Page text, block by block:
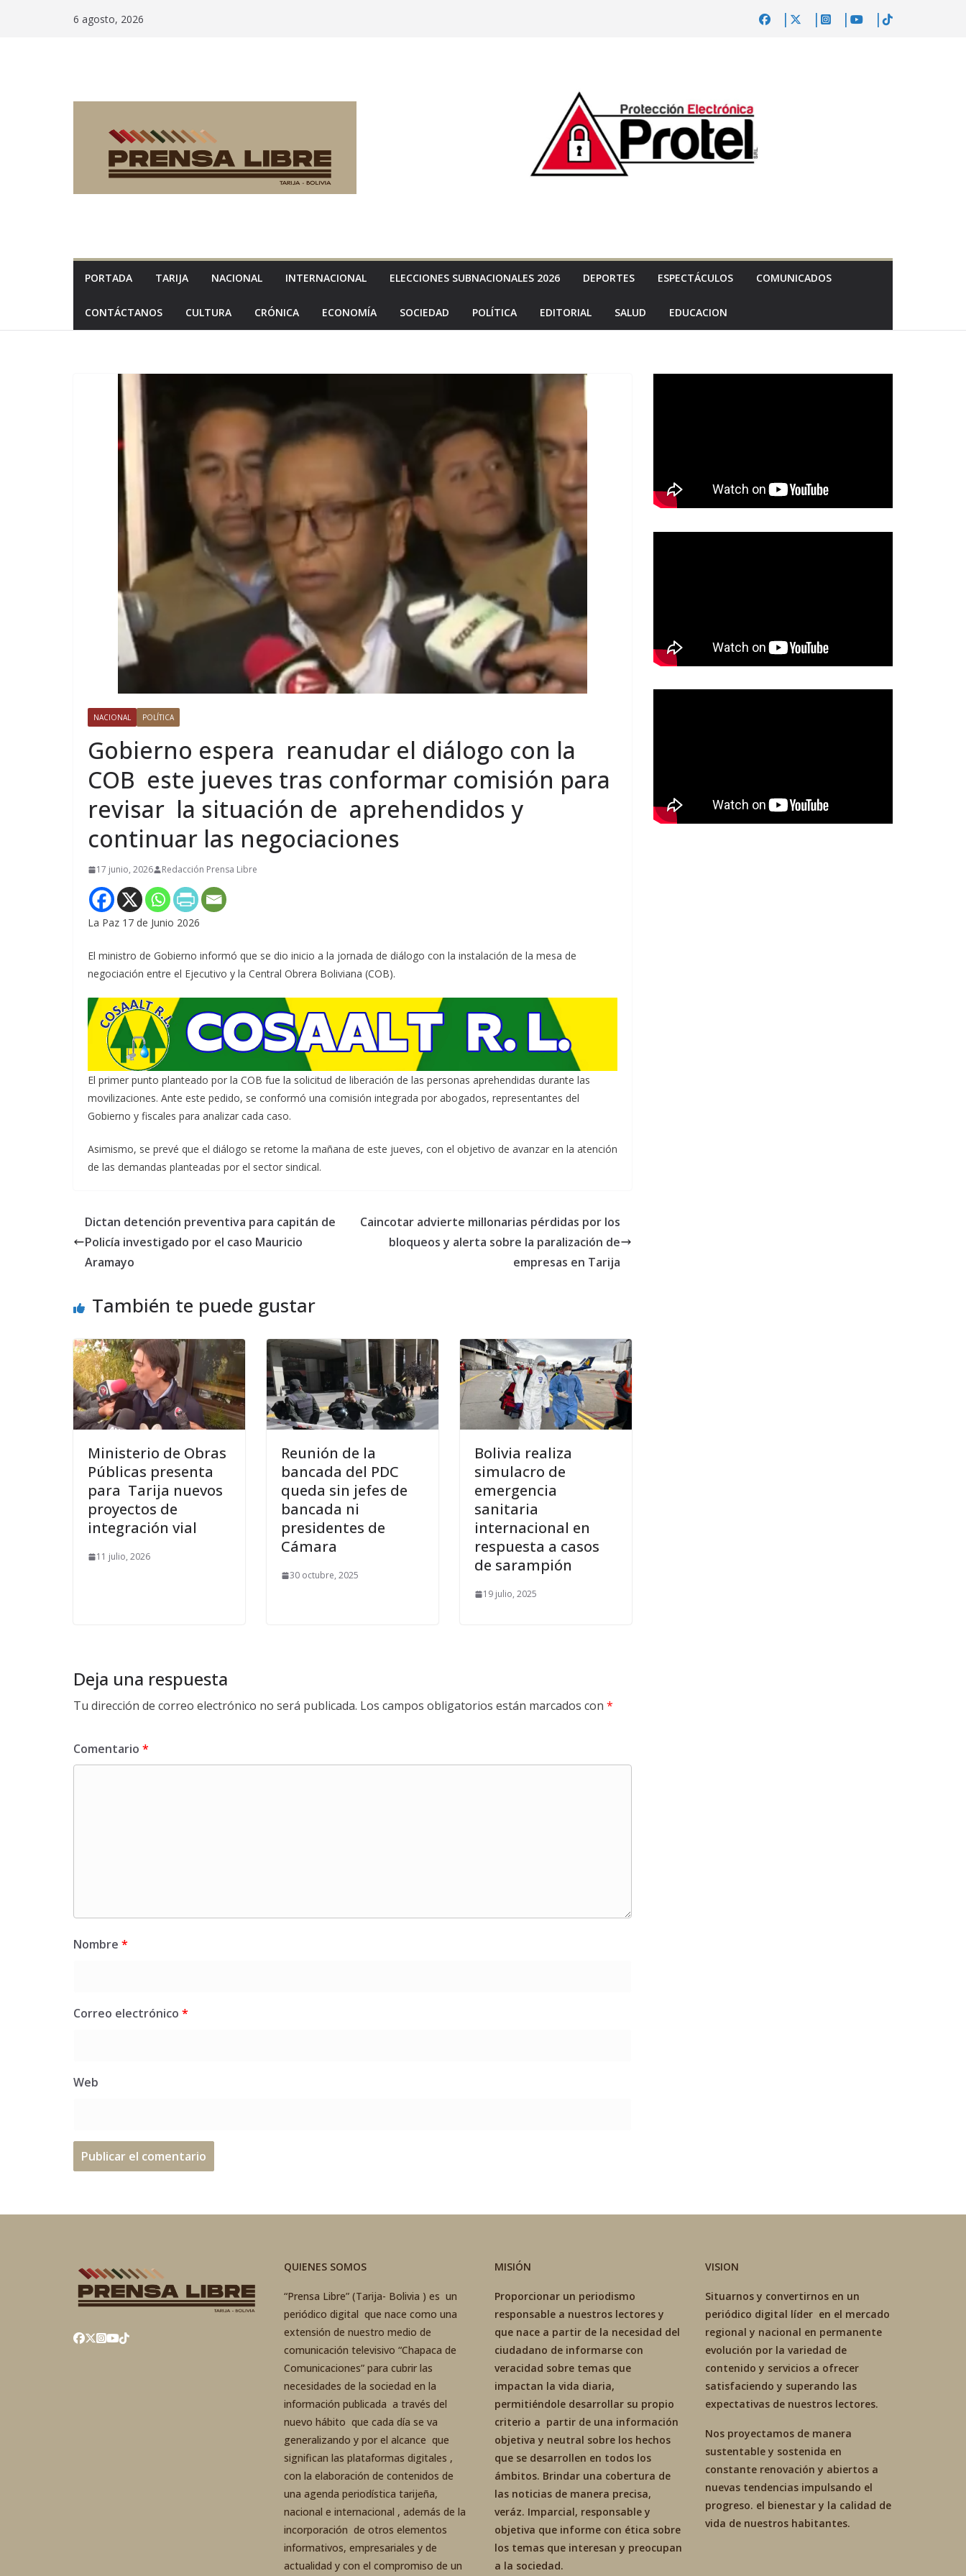
6 agosto, 2026
PORTADA TARIJA NACIONAL INTERNACIONAL ELECCIONES SUBNACIONALES 2026 DEPORTES ESPECTÁCULOS COMUNICADOS
CONTÁCTANOS CULTURA CRÓNICA ECONOMÍA SOCIEDAD POLÍTICA EDITORIAL SALUD EDUCACION
NACIONAL POLÍTICA
Gobierno espera reanudar el diálogo con la
COB este jueves tras conformar comisión para
revisar la situación de aprehendidos y
continuar las negociaciones
17 junio, 2026 Redacción Prensa Libre
La Paz 17 de Junio 2026
El ministro de Gobierno informó que se dio inicio a la jornada de diálogo con la instalación de la mesa de
negociación entre el Ejecutivo y la Central Obrera Boliviana (COB).
El primer punto planteado por la COB fue la solicitud de liberación de las personas aprehendidas durante las
movilizaciones. Ante este pedido, se conformó una comisión integrada por abogados, representantes del
Gobierno y fiscales para analizar cada caso.
Asimismo, se prevé que el diálogo se retome la mañana de este jueves, con el objetivo de avanzar en la atención
de las demandas planteadas por el sector sindical.
Dictan detención preventiva para capitán de
Policía investigado por el caso Mauricio
Aramayo
Caincotar advierte millonarias pérdidas por los
bloqueos y alerta sobre la paralización de
empresas en Tarija
También te puede gustar
Ministerio de Obras
Públicas presenta
para Tarija nuevos
proyectos de
integración vial
11 julio, 2026
Reunión de la
bancada del PDC
queda sin jefes de
bancada ni
presidentes de
Cámara
30 octubre, 2025
Bolivia realiza
simulacro de
emergencia
sanitaria
internacional en
respuesta a casos
de sarampión
19 julio, 2025
Deja una respuesta
Tu dirección de correo electrónico no será publicada. Los campos obligatorios están marcados con *
Comentario *
Nombre *
Correo electrónico *
Web
QUIENES SOMOS
“Prensa Libre” (Tarija- Bolivia ) es un
periódico digital que nace como una
extensión de nuestro medio de
comunicación televisivo “Chapaca de
Comunicaciones” para cubrir las
necesidades de la sociedad en la
información publicada a través del
nuevo hábito que cada día se va
generalizando y por el alcance que
significan las plataformas digitales ,
con la elaboración de contenidos de
una agenda periodística tarijeña,
nacional e internacional , además de la
incorporación de otros elementos
informativos, empresariales y de
actualidad y con el compromiso de un
MISIÓN
Proporcionar un periodismo
responsable a nuestros lectores y
que nace a partir de la necesidad del
ciudadano de informarse con
veracidad sobre temas que
impactan la vida diaria,
permitiéndole desarrollar su propio
criterio a partir de una información
objetiva y neutral sobre los hechos
que se desarrollen en todos los
ámbitos. Brindar una cobertura de
las noticias de manera precisa,
veráz. Imparcial, responsable y
objetiva que informe con ética sobre
los temas que interesan y preocupan
a la sociedad.
VISION
Situarnos y convertirnos en un
periódico digital líder en el mercado
regional y nacional en permanente
evolución por la variedad de
contenido y servicios a ofrecer
satisfaciendo y superando las
expectativas de nuestros lectores.
Nos proyectamos de manera
sustentable y sostenida en
constante renovación y abiertos a
nuevas tendencias impulsando el
progreso. el bienestar y la calidad de
vida de nuestros habitantes.